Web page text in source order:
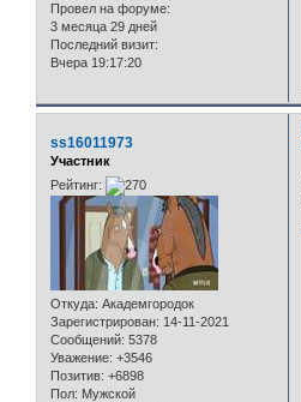
Провел на форуме:
3 месяца 29 дней
Последний визит:
Вчера 19:17:20
ss16011973
Участник
Рейтинг:
Откуда: Академгородок
Зарегистрирован: 14-11-2021
Сообщений: 5378
Уважение: +3546
Позитив: +6898
Пол: Мужской